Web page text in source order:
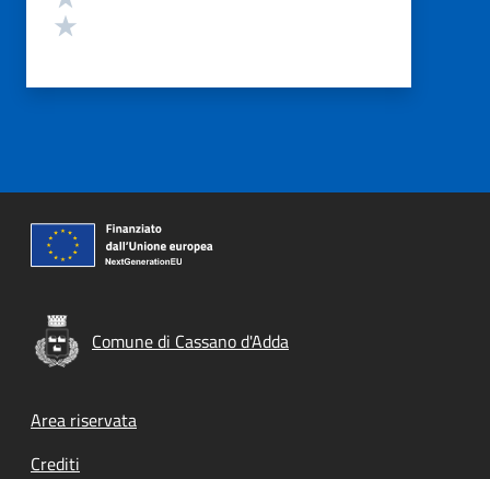
Comune di Cassano d'Adda
Footer menu
Area riservata
Crediti